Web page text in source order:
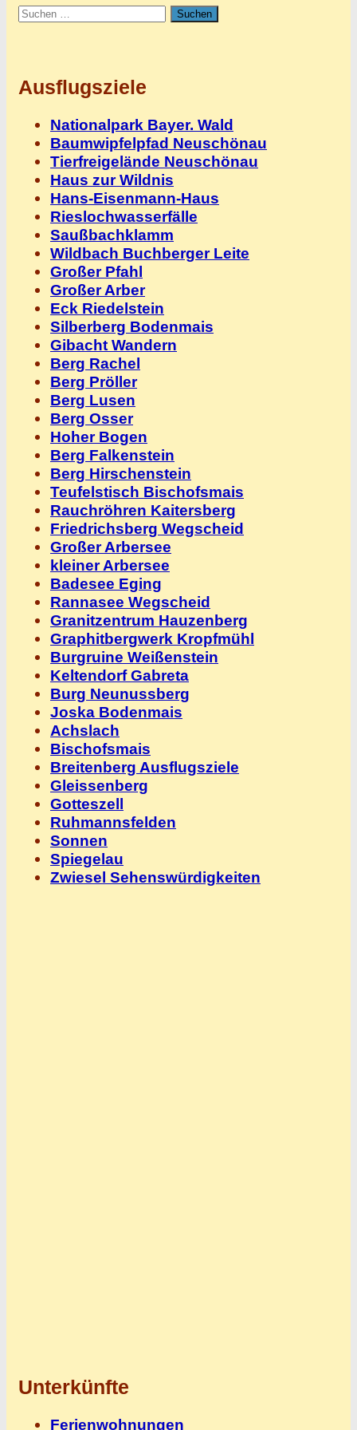
Suchen
Ausflugsziele
Nationalpark Bayer. Wald
Baumwipfelpfad Neuschönau
Tierfreigelände Neuschönau
Haus zur Wildnis
Hans-Eisenmann-Haus
Rieslochwasserfälle
Saußbachklamm
Wildbach Buchberger Leite
Großer Pfahl
Großer Arber
Eck Riedelstein
Silberberg Bodenmais
Gibacht Wandern
Berg Rachel
Berg Pröller
Berg Lusen
Berg Osser
Hoher Bogen
Berg Falkenstein
Berg Hirschenstein
Teufelstisch Bischofsmais
Rauchröhren Kaitersberg
Friedrichsberg Wegscheid
Großer Arbersee
kleiner Arbersee
Badesee Eging
Rannasee Wegscheid
Granitzentrum Hauzenberg
Graphitbergwerk Kropfmühl
Burgruine Weißenstein
Keltendorf Gabreta
Burg Neunussberg
Joska Bodenmais
Achslach
Bischofsmais
Breitenberg Ausflugsziele
Gleissenberg
Gotteszell
Ruhmannsfelden
Sonnen
Spiegelau
Zwiesel Sehenswürdigkeiten
Unterkünfte
Ferienwohnungen